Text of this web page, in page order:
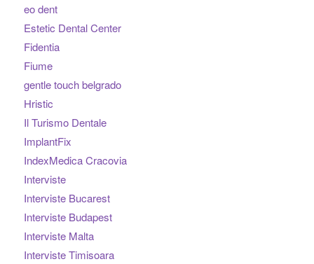
eo dent
Estetic Dental Center
Fidentia
Fiume
gentle touch belgrado
Hristic
Il Turismo Dentale
ImplantFix
IndexMedica Cracovia
Interviste
Interviste Bucarest
Interviste Budapest
Interviste Malta
Interviste Timisoara